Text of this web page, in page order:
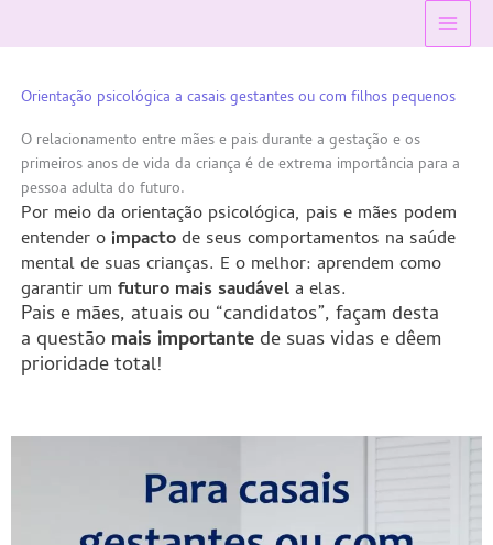
Main
Orientação psicológica a casais gestantes ou com filhos pequenos
O relacionamento entre mães e pais durante a gestação e os
primeiros anos de vida da criança é de extrema importância para a
pessoa adulta do futuro.
Por meio da orientação psicológica, pais e mães podem
entender oimpactode seus comportamentos na saúde
mental de suas crianças. E o melhor: aprendem como
garantir um futuro mais saudávela elas.
Pais e mães, atuais ou “candidatos”, façam desta
a questão mais importantede suas vidas e dêem
prioridade total!